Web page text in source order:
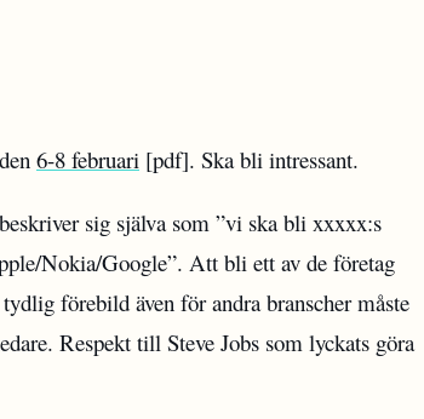
6-8 februari [pdf]. Ska bli intressant.
sig själva som ”vi ska bli xxxxx:s
Nokia/Google”. Att bli ett av de företag
förebild även för andra branscher måste
Respekt till Steve Jobs som lyckats göra